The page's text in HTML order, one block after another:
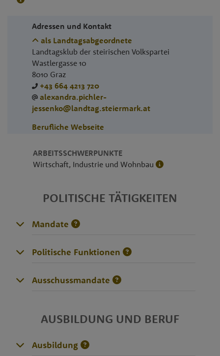
Adressen und Kontakt
als Landtagsabgeordnete
Landtagsklub der steirischen Volkspartei
Wastlergasse 10
8010 Graz
+43 664 4213 720
alexandra.pichler-
jessenko@landtag.steiermark.at
Berufliche Webseite
ARBEITSSCHWERPUNKTE
Wirtschaft, Industrie und Wohnbau
POLITISCHE TÄTIGKEITEN
Mandate
Politische Funktionen
Ausschussmandate
AUSBILDUNG UND BERUF
Ausbildung